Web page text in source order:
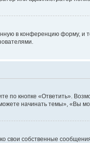
в конференцию форму, и
кнопке «Ответить».
начинать темы», «Вы
свои собственные